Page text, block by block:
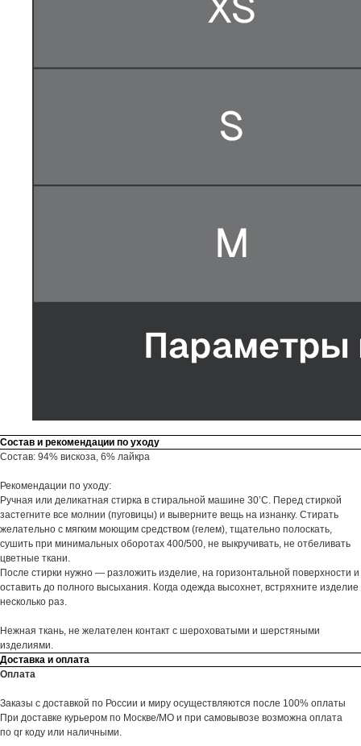
Состав и рекомендации по уходу
Состав: 94% вискоза, 6% лайкра
Рекомендации по уходу:
Ручная или деликатная стирка в стиральной машине 30’С. Перед стиркой
застегните все молнии (пуговицы) и выверните вещь на изнанку. Стирать
желательно с мягким моющим средством (гелем), тщательно полоскать,
сушить при минимальных оборотах 400/500, не выкручивать, не отбеливать
цветные ткани.
После стирки нужно — разложить изделие, на горизонтальной поверхности и
оставить до полного высыхания. Когда одежда высохнет, встряхните изделие
несколько раз.
Нежная ткань, не желателен контакт с шероховатыми и шерстяными
изделиями.
Доставка и оплата
Оплата
Заказы с доставкой по России и миру осуществляются после 100% оплаты
При доставке курьером по Москве/МО и при самовывозе возможна оплата
по qr коду или наличными.